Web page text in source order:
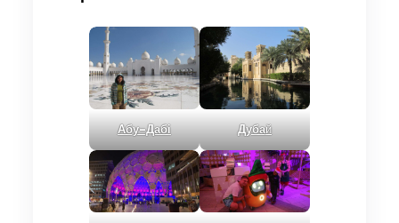
Абу-Дабі Дубай